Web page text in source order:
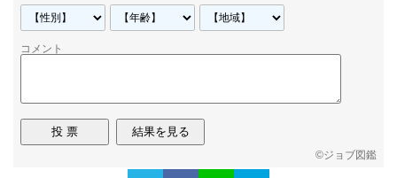
コメント
©ジョブ図鑑